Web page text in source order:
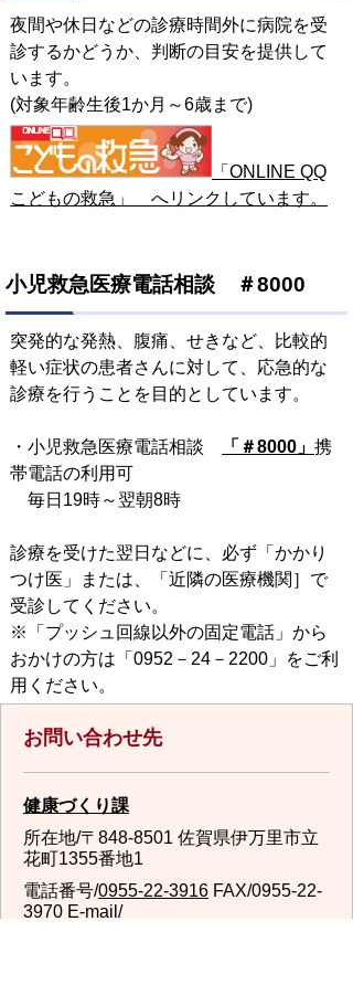
夜間や休日などの診療時間外に病院を受
診するかどうか、判断の目安を提供して
います。
(対象年齢生後1か月～6歳まで)
「ONLINE QQ
こどもの救急」 へリンクしています。
小児救急医療電話相談 ＃8000
突発的な発熱、腹痛、せきなど、比較的
軽い症状の患者さんに対して、応急的な
診療を行うことを目的としています。
・小児救急医療電話相談 「＃8000」 携
帯電話の利用可
毎日19時～翌朝8時
診療を受けた翌日などに、必ず「かかり
つけ医」または、「近隣の医療機関］で
受診してください。
※「プッシュ回線以外の固定電話」から
おかけの方は「0952－24－2200」をご利
用ください。
お問い合わせ先
健康づくり課
所在地/〒848-8501 佐賀県伊万里市立
花町1355番地1
電話番号/0955-22-3916 FAX/0955-22-
3970 E-mail/